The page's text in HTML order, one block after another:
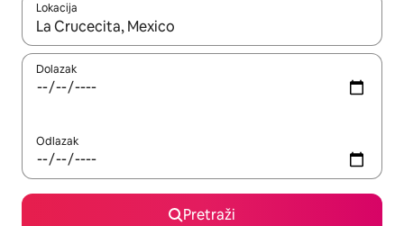
Lokacija
Kada budu dostupni rezultati, moći ćete ih pregledati
Dolazak
Odlazak
Pretraži